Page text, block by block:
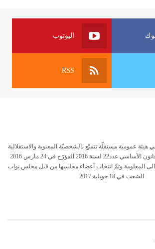
اليوتوب
RSS
هيئة عمومية مستقلّة تتمتّع بالشخصيّة المعنوية والاستقلالية
المالية أحدثت بموجب القانون الأساسي عدد22 لسنة 2016 المؤرّخ في 24 مارس 2016
الى المعلومة وتمّ انتخاب أعضاء مجلسها من قبل مجلس نواب
الشعب في 18 جويلية 2017